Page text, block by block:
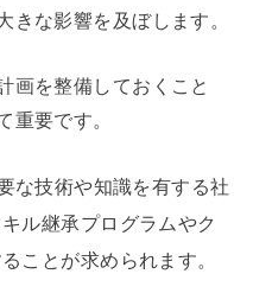
な影響を及ぼします。
画を整備しておくこと
要です。
な技術や知識を有する社
ル継承プログラムやク
ことが求められます。